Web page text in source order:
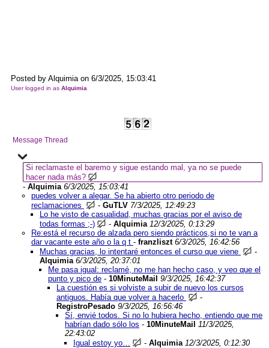
Posted by Alquimia on 6/3/2025, 15:03:41
User logged in as Alquimia
Message Thread
Si reclamaste el baremo y sigue estando mal, ya no se puede
hacer nada más?
- Alquimia 6/3/2025, 15:03:41
puedes volver a alegar. Se ha abierto otro periodo de
reclamaciones
- GuTLV 7/3/2025, 12:49:23
Lo he visto de casualidad, muchas gracias por el aviso de
todas formas ;-)
- Alquimia 12/3/2025, 0:13:29
Re:está el recurso de alzada pero siendo prácticos,si no te van a
dar vacante este año o la q t - franzliszt 6/3/2025, 16:42:56
Muchas gracias, lo intentaré entonces el curso que viene
-
Alquimia 6/3/2025, 20:37:01
Me pasa igual: reclamé, no me han hecho caso, y veo que el
punto y pico de - 10MinuteMail 9/3/2025, 16:42:37
La cuestión es si volviste a subir de nuevo los cursos
antiguos. Había que volver a hacerlo
-
RegistroPesado 9/3/2025, 16:56:46
Sí, envié todos. Si no lo hubiera hecho, entiendo que me
habrían dado sólo los - 10MinuteMail 11/3/2025,
22:43:02
Igual estoy yo…
- Alquimia 12/3/2025, 0:12:30